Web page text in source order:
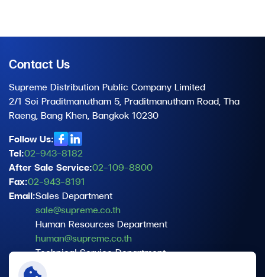
Contact Us
Supreme Distribution Public Company Limited
2/1 Soi Praditmanutham 5, Praditmanutham Road, Tha
Raeng, Bang Khen, Bangkok 10230
Follow Us:
Tel:02-943-8182
After Sale Service:02-109-8800
Fax:02-943-8191
Email:Sales Department
sale@supreme.co.th
Human Resources Department
human@supreme.co.th
Technical Service Department
service@supreme.co.th